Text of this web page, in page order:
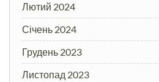
Лютий 2024
Січень 2024
Грудень 2023
Листопад 2023